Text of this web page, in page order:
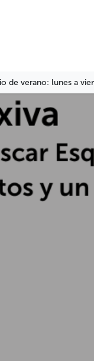
de verano: lunes a